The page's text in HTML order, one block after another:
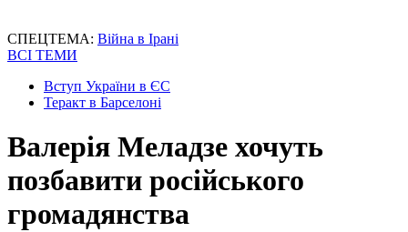
СПЕЦТЕМА: Війна в Ірані
ВСІ ТЕМИ
Вступ України в ЄС
Теракт в Барселоні
Валерія Меладзе хочуть
позбавити російського
громадянства